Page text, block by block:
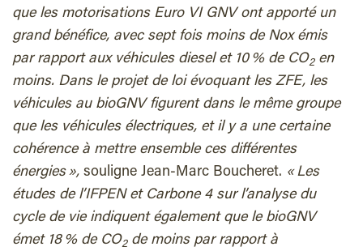
que les motorisations Euro VI GNV ont apporté un
grand bénéfice, avec sept fois moins de Nox émis
par rapport aux véhicules diesel et 10 % de CO2en
moins. Dans le projet de loi évoquant les ZFE, les
véhicules au bioGNV figurent dans le même groupe
que les véhicules électriques, et il y a une certaine
cohérence à mettre ensemble ces différentes
énergies », souligne Jean-Marc Boucheret. « Les
études de l’IFPEN et Carbone 4 sur l’analyse du
cycle de vie indiquent également que le bioGNV
émet 18 % de CO2de moins par rapport à